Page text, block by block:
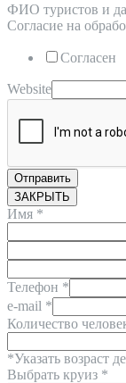
ФИО туристов и
Согласие на
Согласен
Website
Отправить
ЗАКРЫТЬ
Имя *
Телефон *
e-mail *
Количество
*Указать возраст
Выбрать круиз *